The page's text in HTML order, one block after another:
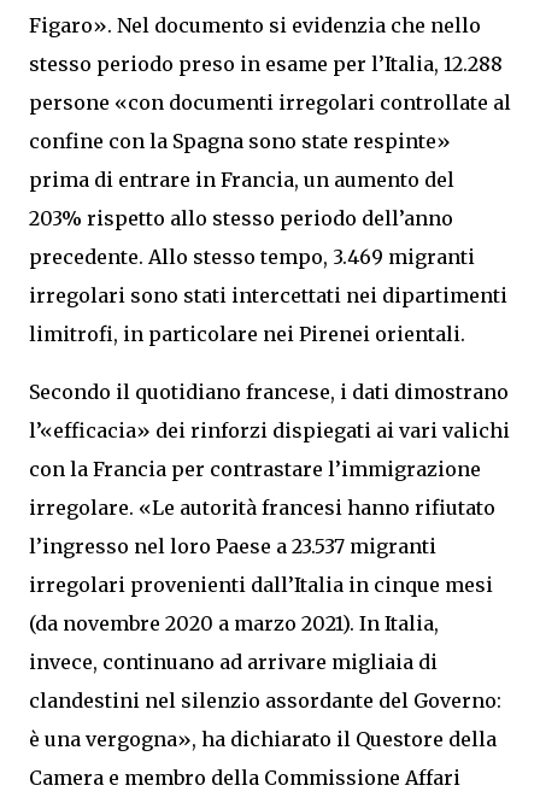
Figaro». Nel documento si evidenzia che nello
stesso periodo preso in esame per l’Italia, 12.288
persone «con documenti irregolari controllate al
confine con la Spagna sono state respinte»
prima di entrare in Francia, un aumento del
203% rispetto allo stesso periodo dell’anno
precedente. Allo stesso tempo, 3.469 migranti
irregolari sono stati intercettati nei dipartimenti
limitrofi, in particolare nei Pirenei orientali.
Secondo il quotidiano francese, i dati dimostrano
l’«efficacia» dei rinforzi dispiegati ai vari valichi
con la Francia per contrastare l’immigrazione
irregolare. «Le autorità francesi hanno rifiutato
l’ingresso nel loro Paese a 23.537 migranti
irregolari provenienti dall’Italia in cinque mesi
(da novembre 2020 a marzo 2021). In Italia,
invece, continuano ad arrivare migliaia di
clandestini nel silenzio assordante del Governo:
è una vergogna», ha dichiarato il Questore della
Camera e membro della Commissione Affari